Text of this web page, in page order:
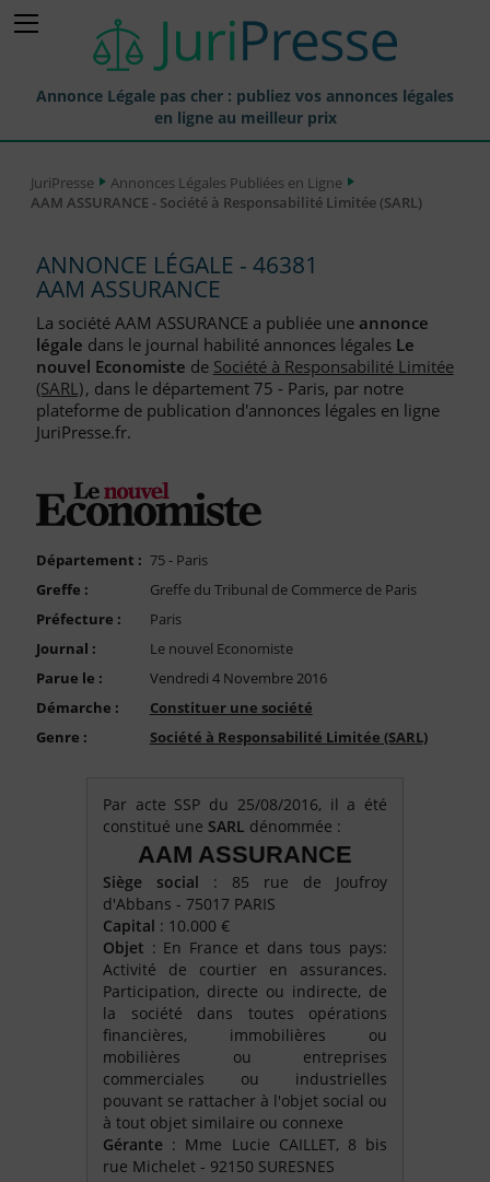
Annonce Légale pas cher : publiez vos annonces légales
en ligne au meilleur prix
Annonces Légales Publiées
Journaux Habilités (JAL) Annonces Légales
Départements pour la Publication d'Annonces Légales
Liste des Greffes
Liste des CCI
FAQ
Compte PRO
JuriPresse
Annonces Légales Publiées en Ligne
AAM ASSURANCE - Société à Responsabilité Limitée (SARL)
ANNONCE LÉGALE - 46381
AAM ASSURANCE
La société AAM ASSURANCE a publiée une annonce
légale dans le journal habilité annonces légales Le
nouvel Economiste de Société à Responsabilité Limitée
(SARL), dans le département 75 - Paris, par notre
plateforme de publication d'annonces légales en ligne
JuriPresse.fr.
Département : 75 - Paris
Greffe :
Greffe du Tribunal de Commerce de Paris
Préfecture :
Paris
Journal :
Le nouvel Economiste
Parue le :
Vendredi 4 Novembre 2016
Démarche :
Constituer une société
Genre :
Société à Responsabilité Limitée (SARL)
Par acte SSP du 25/08/2016, il a été
constitué une SARL dénommée :
AAM ASSURANCE
Siège social : 85 rue de Joufroy
d'Abbans - 75017 PARIS
Capital : 10.000 €
Objet : En France et dans tous pays:
Activité de courtier en assurances.
Participation, directe ou indirecte, de
la société dans toutes opérations
financières, immobilières ou
mobilières ou entreprises
commerciales ou industrielles
pouvant se rattacher à l'objet social ou
à tout objet similaire ou connexe
Gérante : Mme Lucie CAILLET, 8 bis
rue Michelet - 92150 SURESNES